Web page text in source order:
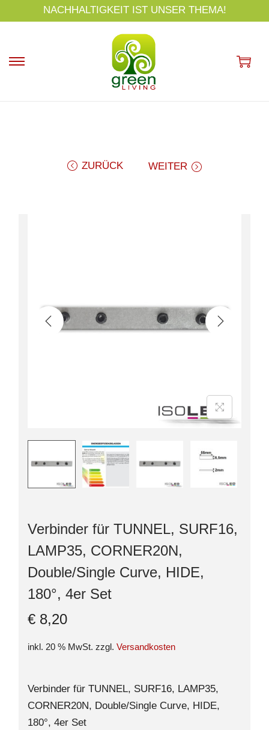
p
NACHHALTIGKEIT IST UNSER THEMA!
ZURÜCK WEITER
Verbinder für TUNNEL, SURF16,
LAMP35, CORNER20N,
Double/Single Curve, HIDE,
180°, 4er Set
€ 8,20
inkl. 20 % MwSt. zzgl. Versandkosten
Verbinder für TUNNEL, SURF16, LAMP35,
CORNER20N, Double/Single Curve, HIDE,
180°, 4er Set